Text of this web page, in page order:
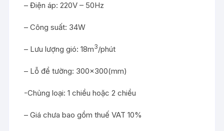
– Điện áp: 220V – 50Hz
– Công suất: 34W
– Lưu lượng gió: 18m3/phút
– Lỗ để tường: 300×300(mm)
-Chủng loại: 1 chiều hoặc 2 chiều
– Giá chưa bao gồm thuế VAT 10%